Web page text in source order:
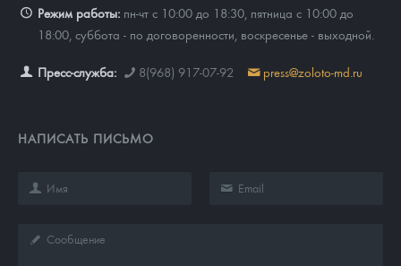
Режим работы: пн-чт с 10:00 до 18:30, пятница с 10:00 до
18:00, суббота - по договоренности, воскресенье - выходной.
Пресс-служба: 8(968) 917-07-92 press@zoloto-md.ru
НАПИСАТЬ ПИСЬМО